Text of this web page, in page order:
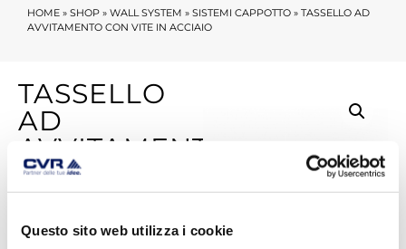
Questo sito web utilizza i cookie
HOME » SHOP » WALL SYSTEM » SISTEMI CAPPOTTO » TASSELLO AD
AVVITAMENTO CON VITE IN ACCIAIO
TASSELLO
AD
AVVITAMENTO
CON VITE IN
ACCIAIO